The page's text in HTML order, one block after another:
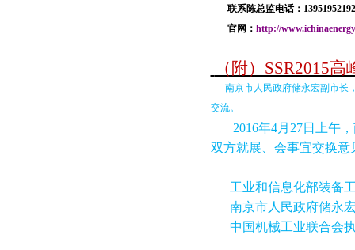
联系陈总监电话：13951952192
官网： http://
（附）SSR2015
南京市人民政府储永宏副市长
交流。
2016年4月27日上午
双方就展、会事宜交换意
工业和信息化部装备
南京市人民政府储永
中国机械工业联合会执